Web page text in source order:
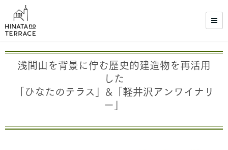
浅間山を背景に佇む歴史的建造物を再活用
した
「ひなたのテラス」&「軽井沢アンワイナリ
ー」